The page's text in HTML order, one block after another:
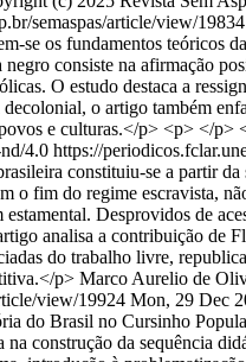
semaspas/article/view/19834
se os fundamentos teóricos
consiste na afirmação
O estudo destaca a
o artigo também
e culturas.</p> <p> </p>
4.0 https://
constituiu-se a partir
o fim do regime escravista,
Desprovidos de
analisa a contribuição de
do trabalho livre,
p> Marco Aurelio de
view/19924 Mon, 29 Dec
do Brasil no Cursinho
construção da sequência